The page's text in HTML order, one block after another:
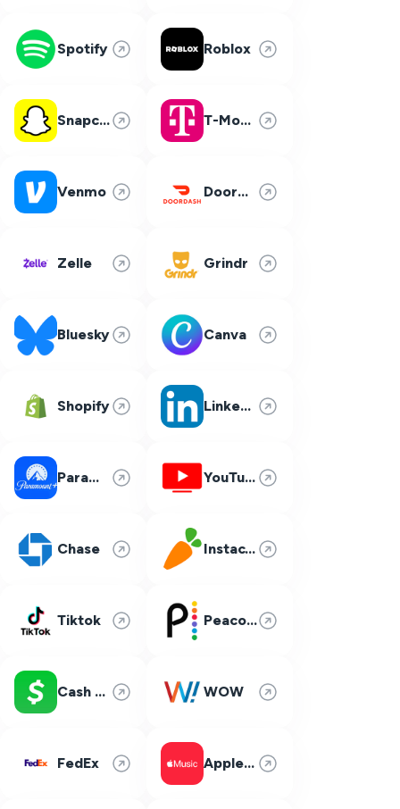
Spotify Roblox
Snapchat T-Mobile
Venmo DoorDash
Zelle Grindr
Bluesky Canva
Shopify LinkedIn
Paramount Plus YouTube TV
Chase Instacart
Tiktok Peacock
Cash App WOW
FedEx Apple Music